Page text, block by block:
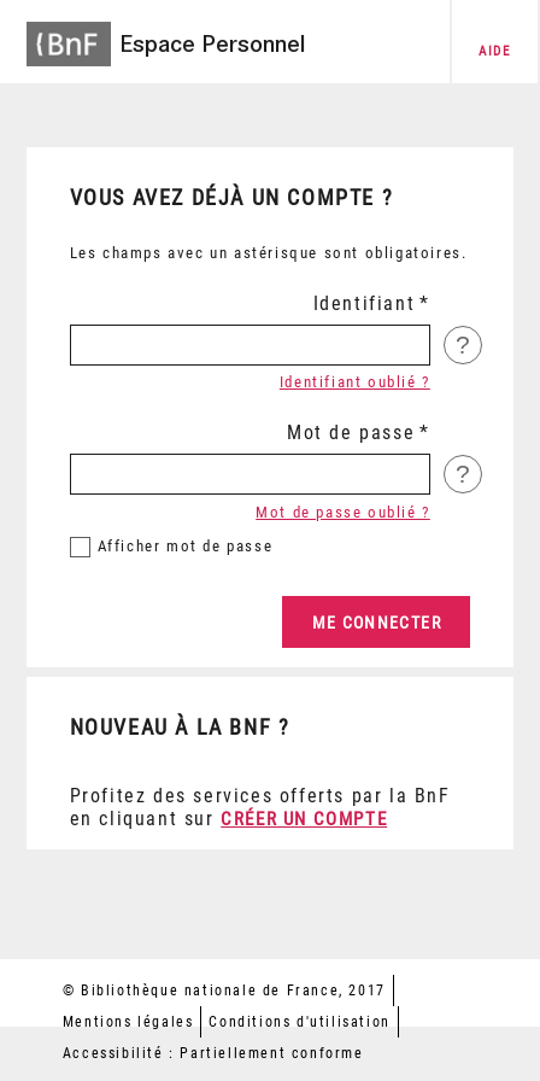
Espace Personnel AIDE
VOUS AVEZ DÉJÀ UN COMPTE ?
Les champs avec un astérisque sont obligatoires.
Identifiant
?
Identifiant oublié ?
Mot de passe
?
Afficher mot de passe
Mot de passe oublié ?
NOUVEAU À LA BNF ?
Profitez des services offerts par la BnF
en cliquant sur CRÉER UN COMPTE
© Bibliothèque nationale de France, 2017
Mentions légales
Conditions d'utilisation
Accessibilité : Partiellement conforme